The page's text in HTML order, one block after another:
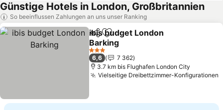
Günstige Hotels in London, Großbritannien
So beeinflussen Zahlungen an uns unser Ranking
TeilenZu Favoriten hinzufügen
ibis budget London
Barking
Preise sehen
3 Sterne
6,6
7 362
3.7 km bis Flughafen London City
Vielseitige Dreibettzimmer-Konfigurationen